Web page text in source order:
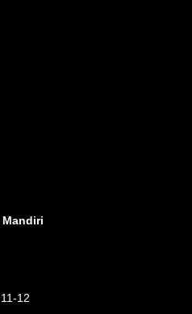
Mandiri
12